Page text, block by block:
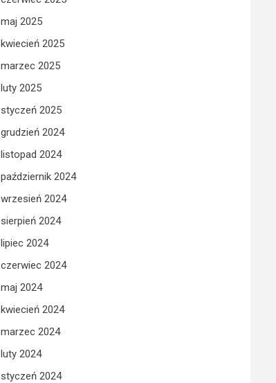
maj 2025
kwiecień 2025
marzec 2025
luty 2025
styczeń 2025
grudzień 2024
listopad 2024
październik 2024
wrzesień 2024
sierpień 2024
lipiec 2024
czerwiec 2024
maj 2024
kwiecień 2024
marzec 2024
luty 2024
styczeń 2024